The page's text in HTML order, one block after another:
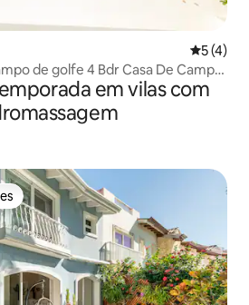
5 de
5 (4)
de golfe 4 Bdr Casa De Campo
em vilas com